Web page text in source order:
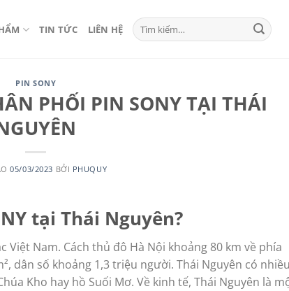
TIN TỨC LIÊN HỆ
Tìm
kiếm:
PIN SONY
PHỐI PIN SONY TẠI THÁI
05/03/2023 BỞI PHUQUY
tại Thái Nguyên?
Nam. Cách thủ đô Hà Nội khoảng 80 km về phía
dân số khoảng 1,3 triệu người. Thái Nguyên có
Kho hay hồ Suối Mơ. Về kinh tế, Thái Nguyên là